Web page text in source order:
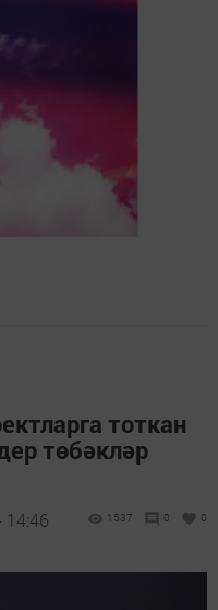
тоткан
төбәкләр
14:46 1537 0 0